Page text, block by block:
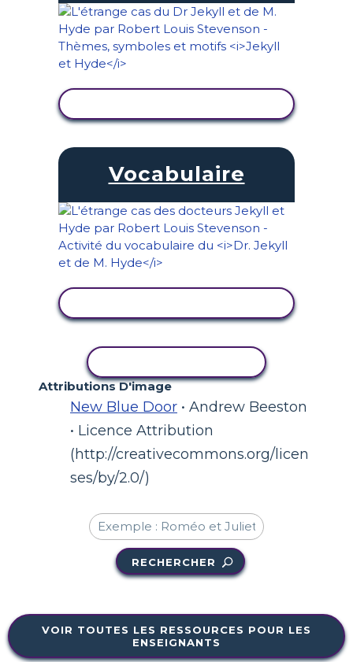
Vocabulaire
Attributions D'image
New Blue Door • Andrew Beeston
• Licence Attribution
(http://creativecommons.org/licen
ses/by/2.0/)
RECHERCHER
VOIR TOUTES LES RESSOURCES POUR LES
ENSEIGNANTS